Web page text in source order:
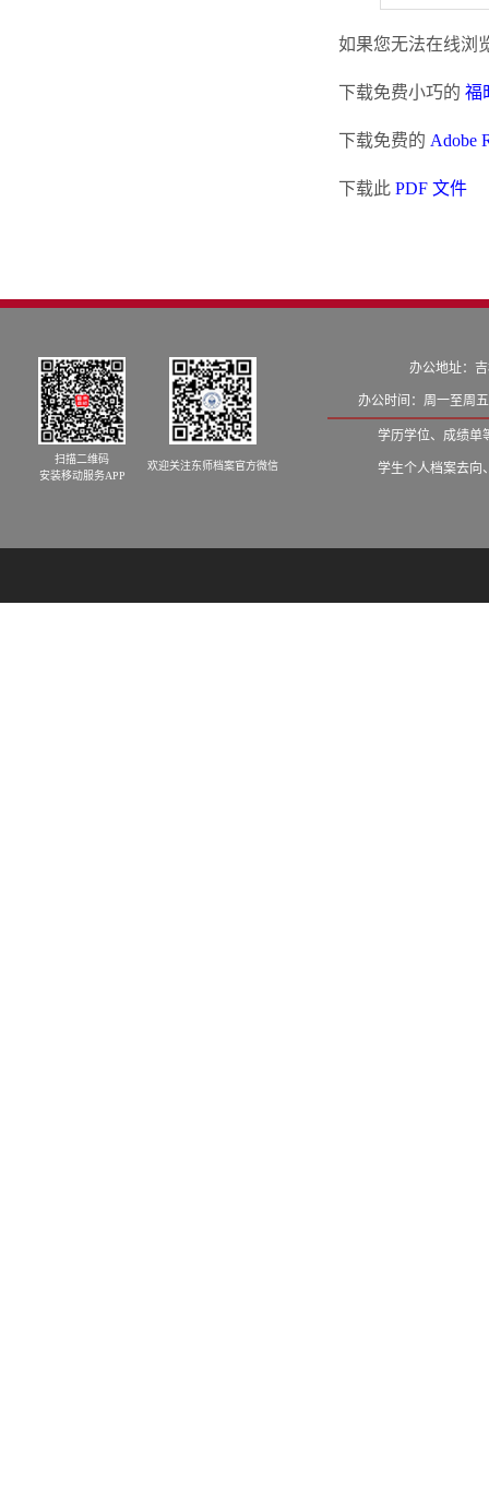
如果您无法在线浏
下载免费小巧的 福
下载免费的 Adobe
下载此 PDF 文件
扫描二维码
安装移动服务APP
欢迎关注东师档案官方微信
办公地址：
办公时间：周一至周
学历学位、成绩单
学生个人档案去向